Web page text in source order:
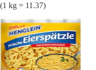
(1 kg = 11.37)